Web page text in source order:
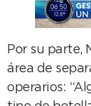
Por su parte,
área de
operarios: